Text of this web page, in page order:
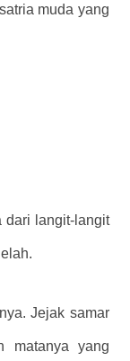
muda yang
dari langit-langit
Jejak samar
matanya yang